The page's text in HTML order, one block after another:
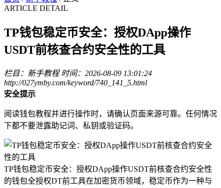
ARTICLE DETAIL
TP钱包稳定币安全：授权DApp操作
USDT前核查合约安全性的工具
栏目：新手教程 时间：2026-08-09 13:01:24
http://027ymby.com/keyword/740_141_5.html
安全提示
阅读钱包教程并进行操作时，请确认页面来源可靠。任何情况
下都不要泄露助记词、私钥或验证码。
TP钱包稳定币安全：授权DApp操作USDT前核查合约安全性
的钱包全授权DT前工具在加密货币领域，稳定币作为一种与